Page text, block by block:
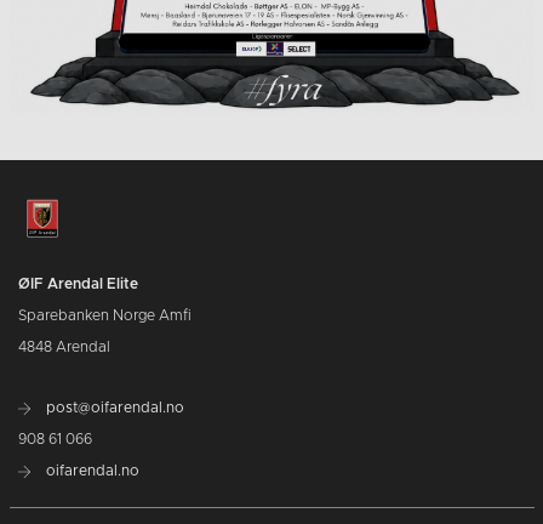
ØIF Arendal Elite
Sparebanken Norge Amfi
4848 Arendal
post@oifarendal.no
908 61 066
oifarendal.no